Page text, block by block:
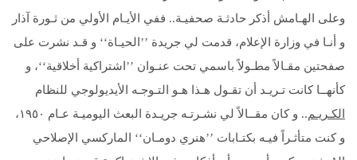
وعلى الهـامش أذكر حادثـة صحفيـة.. ففي الأيـام الأولي من ثـورة آذار
و أنـا في وزارة الإعلام، قدمت لي جريدة ’’الحيـاة‘‘ و قـد نشرت على
صفحتين مقـالاً مطـولاً باسمي تحت عنـوان ’’اشتراكية أخلاقية‘‘، و
كأنهــا كانت تـريـد أن تقـول هـذا هـو التـوجـه الأيديولوجي للنظام
الكـريـم
.. و كان مقــالاً لي نشـرتـه جريـدة البعث اليوميـة عـام ۱۹٥۰،
و كنت متأثـراً فيـه بكتـابات ’’هنري دومـان‘‘ الماركسي الإصلاحي